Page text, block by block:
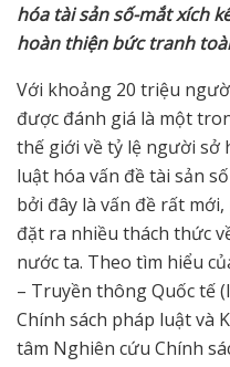
hóa tài sản số-mắt xích
hoàn thiện bức tranh
Với khoảng 20 triệu
được đánh giá là một
thế giới về tỷ lệ người sở
luật hóa vấn đề tài sản
bởi đây là vấn đề rất
đặt ra nhiều thách thức
nước ta. Theo tìm hiểu
– Truyền thông Quốc tế
Chính sách pháp luật và
tâm Nghiên cứu Chính